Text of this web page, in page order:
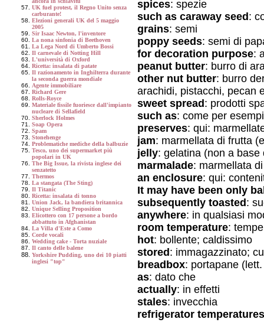
UK fuel protest, il Regno Unito senza
carburante!
Elezioni generali UK del 5 maggio
2005
Sir Isaac Newton, l'inventore
La nona sinfonia di Beethoven
La Lega Nord di Umberto Bossi
Il carnevale di Notting Hill
L'università di Oxford
Ricetta: insalata di patate
Il razionamento in Inghilterra durante
la seconda guerra mondiale
Agente immobiliare
Richard Gere
Rolls-Royce
Materiale fissile fuoriesce dall'impianto
nucleare di Sellafield
Sherlock Holmes
Soap Opera
Spam
Stonehenge
Problematiche mediche della balbuzie
Tesco, uno dei supermarket più
popolari in UK
The Big Issue, la rivista inglese dei
senzatetto
Thermos
La stangata (The Sting)
Il Titanic
Ricetta: insalata di tonno
Union Jack, la bandiera britannica
Unique Selling Proposition
Elicottero con 17 persone a bordo
abbattuto in Afghanistan
La Villa d'Este a Como
Corde vocali
Wedding cake - Torta nuziale
Il canto delle balene
Yorkshire Pudding, uno dei 10 piatti
inglesi "top"
spices: spezie
such as caraway seed:
grains: semi
poppy seeds: semi di
for decoration purpose:
peanut butter: burro di
other nut butter: burro
arachidi, pistacchi, pecan
sweet spread: prodotti
such as: come per
preserves: qui:
jam: marmellata di frutta
jelly: gelatina (non a
marmalade: marmellata
an enclosure: qui:
It may have been only
subsequently toasted:
anywhere: in qualsiasi
room temperature:
hot: bollente; caldissimo
stored: immagazzinato;
breadbox: portapane
as: dato che
actually: in effetti
stales: invecchia
refrigerator temperatures